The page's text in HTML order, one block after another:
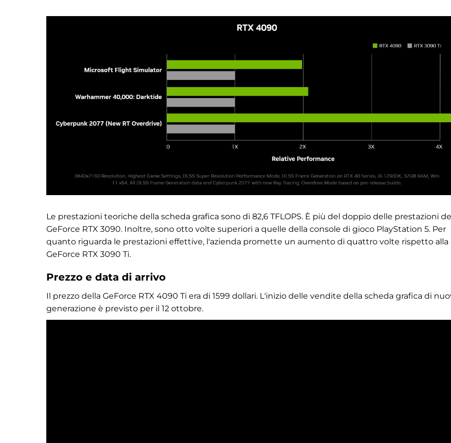
Le prestazioni teoriche della scheda grafica sono di 82,6 TFLOPS. È più del doppio delle prestazioni
GeForce RTX 3090. Inoltre, sono otto volte superiori a quelle della console di gioco PlayStation 5. Per
quanto riguarda le prestazioni effettive, l'azienda promette un aumento di quattro volte rispetto alla
GeForce RTX 3090 Ti.
Prezzo e data di arrivo
Il prezzo della GeForce RTX 4090 Ti era di 1599 dollari. L'inizio delle vendite della scheda grafica di
generazione è previsto per il 12 ottobre.